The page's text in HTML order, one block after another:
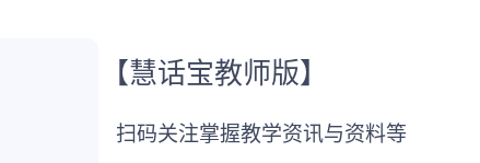
【慧话宝教师版】
扫码关注掌握教学资讯与资料等